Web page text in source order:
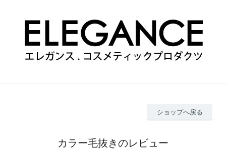
ショップへ戻る
カラー毛抜きのレビュー